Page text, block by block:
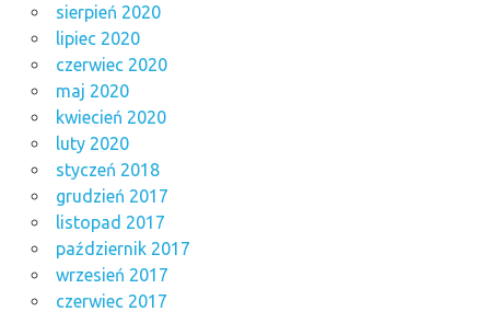
sierpień 2020
lipiec 2020
czerwiec 2020
maj 2020
kwiecień 2020
luty 2020
styczeń 2018
grudzień 2017
listopad 2017
październik 2017
wrzesień 2017
czerwiec 2017